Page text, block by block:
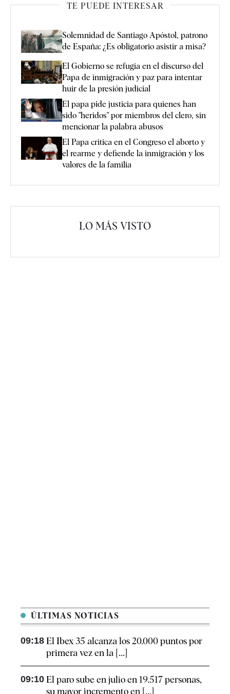
TE PUEDE INTERESAR
Solemnidad de Santiago Apóstol, patrono
de España: ¿Es obligatorio asistir a misa?
El Gobierno se refugia en el discurso del
Papa de inmigración y paz para intentar
huir de la presión judicial
El papa pide justicia para quienes han
sido "heridos" por miembros del clero, sin
mencionar la palabra abusos
El Papa critica en el Congreso el aborto y
el rearme y defiende la inmigración y los
valores de la familia
LO MÁS VISTO
ÚLTIMAS NOTICIAS
09:18 El Ibex 35 alcanza los 20.000 puntos por
primera vez en la [...]
09:10 El paro sube en julio en 19.517 personas,
su mayor incremento en [...]